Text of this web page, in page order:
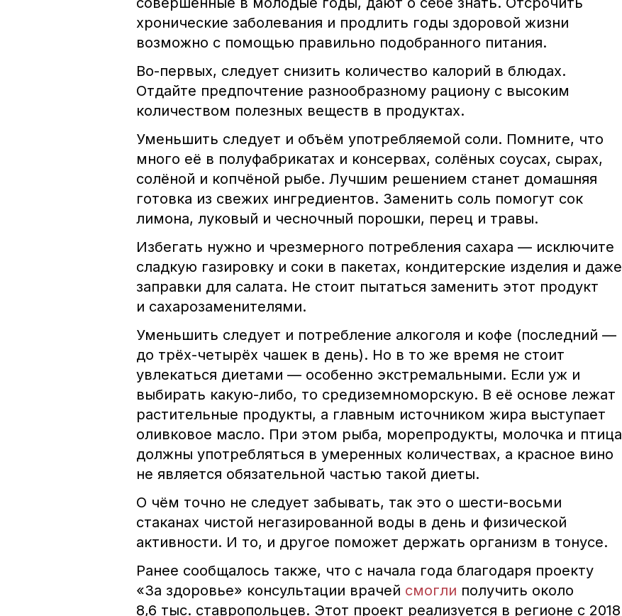
хронические заболевания и продлить годы здоровой жизни
возможно с помощью правильно подобранного питания.
Во-первых, следует снизить количество калорий в блюдах.
Отдайте предпочтение разнообразному рациону с высоким
количеством полезных веществ в продуктах.
Уменьшить следует и объём употребляемой соли. Помните, что
много её в полуфабрикатах и консервах, солёных соусах, сырах,
солёной и копчёной рыбе. Лучшим решением станет домашняя
готовка из свежих ингредиентов. Заменить соль помогут сок
лимона, луковый и чесночный порошки, перец и травы.
Избегать нужно и чрезмерного потребления сахара — исключите
сладкую газировку и соки в пакетах, кондитерские изделия и даже
заправки для салата. Не стоит пытаться заменить этот продукт
и сахарозаменителями.
Уменьшить следует и потребление алкоголя и кофе (последний —
до трёх-четырёх чашек в день). Но в то же время не стоит
увлекаться диетами — особенно экстремальными. Если уж и
выбирать какую-либо, то средиземноморскую. В её основе лежат
растительные продукты, а главным источником жира выступает
оливковое масло. При этом рыба, морепродукты, молочка и птица
должны употребляться в умеренных количествах, а красное вино
не является обязательной частью такой диеты.
О чём точно не следует забывать, так это о шести-восьми
стаканах чистой негазированной воды в день и физической
активности. И то, и другое поможет держать организм в тонусе.
Ранее сообщалось также, что с начала года благодаря проекту
«За здоровье» консультации врачей смогли получить около
8,6 тыс. ставропольцев. Этот проект реализуется в регионе с 2018